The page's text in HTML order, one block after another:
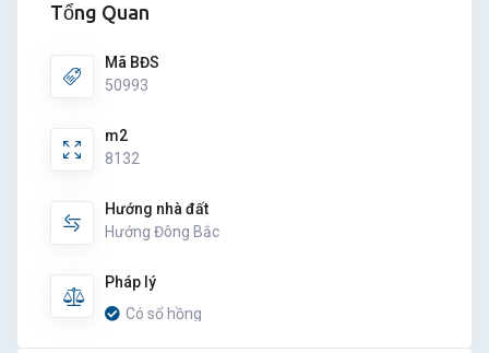
Tổng Quan
Mã BĐS
50993
m2
8132
Pháp lý
Có sổ hồng
Hướng nhà đất
Hướng Đông Bắc